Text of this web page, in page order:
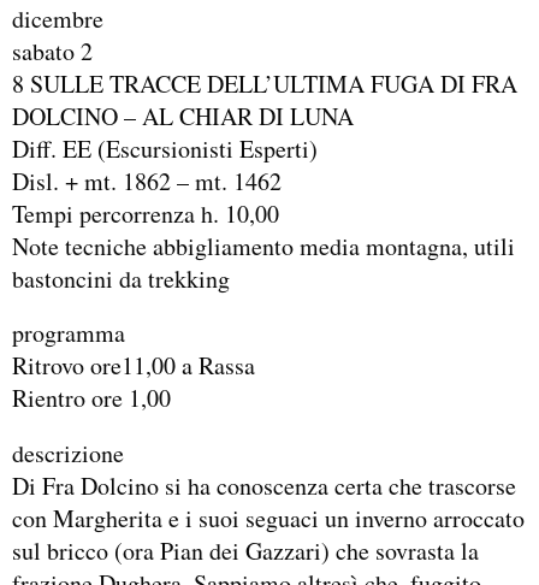
dicembre
sabato 2
8 SULLE TRACCE DELL’ULTIMA FUGA DI FRA
DOLCINO – AL CHIAR DI LUNA
Diff. EE (Escursionisti Esperti)
Disl. + mt. 1862 – mt. 1462
Tempi percorrenza h. 10,00
Note tecniche abbigliamento media montagna, utili
bastoncini da trekking
programma
Ritrovo ore11,00 a Rassa
Rientro ore 1,00
descrizione
Di Fra Dolcino si ha conoscenza certa che trascorse
con Margherita e i suoi seguaci un inverno arroccato
sul bricco (ora Pian dei Gazzari) che sovrasta la